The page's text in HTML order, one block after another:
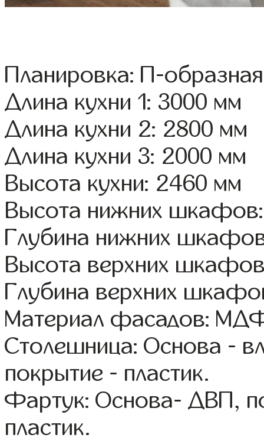
Планировка: П-образная
Длина кухни 1: 3000 мм
Длина кухни 2: 2800 мм
Длина кухни 3: 2000 мм
Высота кухни: 2460 мм
Высота нижних
Глубина нижних
Высота верхних
Глубина верхних
Материал фасадов:
Столешница: Основа -
покрытие - пластик.
Фартук: Основа- ДВП,
пластик.